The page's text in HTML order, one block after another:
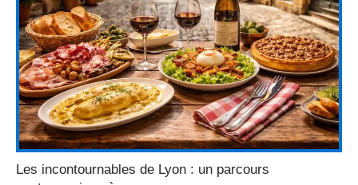
Les incontournables de Lyon : un parcours